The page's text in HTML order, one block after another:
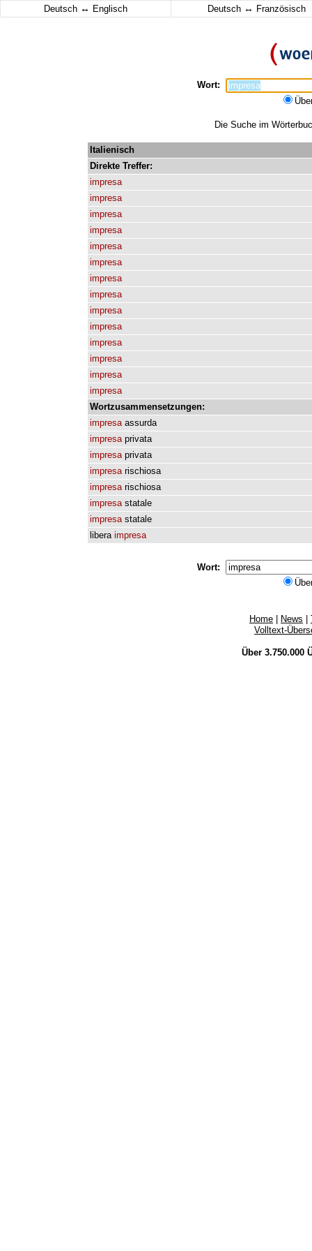
Deutsch ↔ Englisch Deutsch ↔ Französisch
Wort:
Die Suche im
Italienisch
Direkte Treffer:
impresa
impresa
impresa
impresa
impresa
impresa
impresa
impresa
impresa
impresa
impresa
impresa
impresa
impresa
Wortzusammensetzungen:
impresa assurda
impresa privata
impresa privata
impresa rischiosa
impresa rischiosa
impresa statale
impresa statale
libera impresa
Wort:
Home News
Volltext-
Über 3.750.000